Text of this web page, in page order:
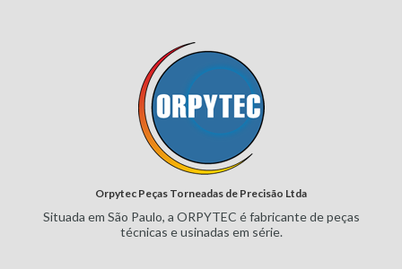
Orpytec Peças Torneadas de Precisão Ltda
Situada em São Paulo, a ORPYTEC é fabricante de peças
técnicas eusinadas em série.